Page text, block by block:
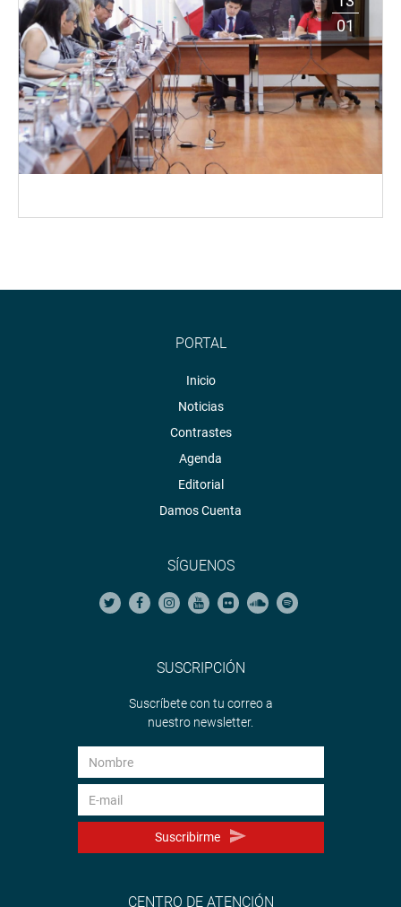
01
PORTAL
Inicio
Noticias
Contrastes
Agenda
Editorial
Damos Cuenta
SÍGUENOS
SUSCRIPCIÓN
Suscríbete con tu correo a
nuestro newsletter.
Suscribirme
CENTRO DE ATENCIÓN